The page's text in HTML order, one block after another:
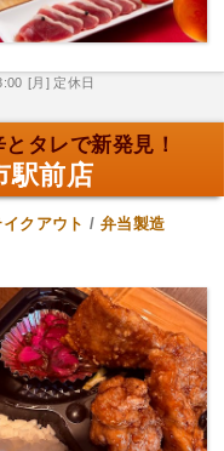
[月] 定休日
タレで新発見！
駅前店
イクアウト / 弁当製造